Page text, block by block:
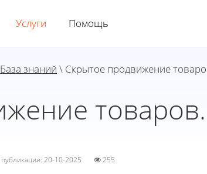
Услуги Помощь
База знаний \ Скрытое продвижение
публикации: 20-10-2025 255